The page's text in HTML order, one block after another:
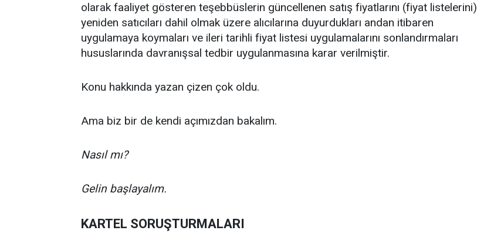
olarak faaliyet gösteren teşebbüslerin güncellenen satış fiyatlarını (fiyat listelerini)
yeniden satıcıları dahil olmak üzere alıcılarına duyurdukları andan itibaren
uygulamaya koymaları ve ileri tarihli fiyat listesi uygulamalarını sonlandırmaları
hususlarında davranışsal tedbir uygulanmasına karar verilmiştir.
Konu hakkında yazan çizen çok oldu.
Ama biz bir de kendi açımızdan bakalım.
Nasıl mı?
Gelin başlayalım.
KARTEL SORUŞTURMALARI